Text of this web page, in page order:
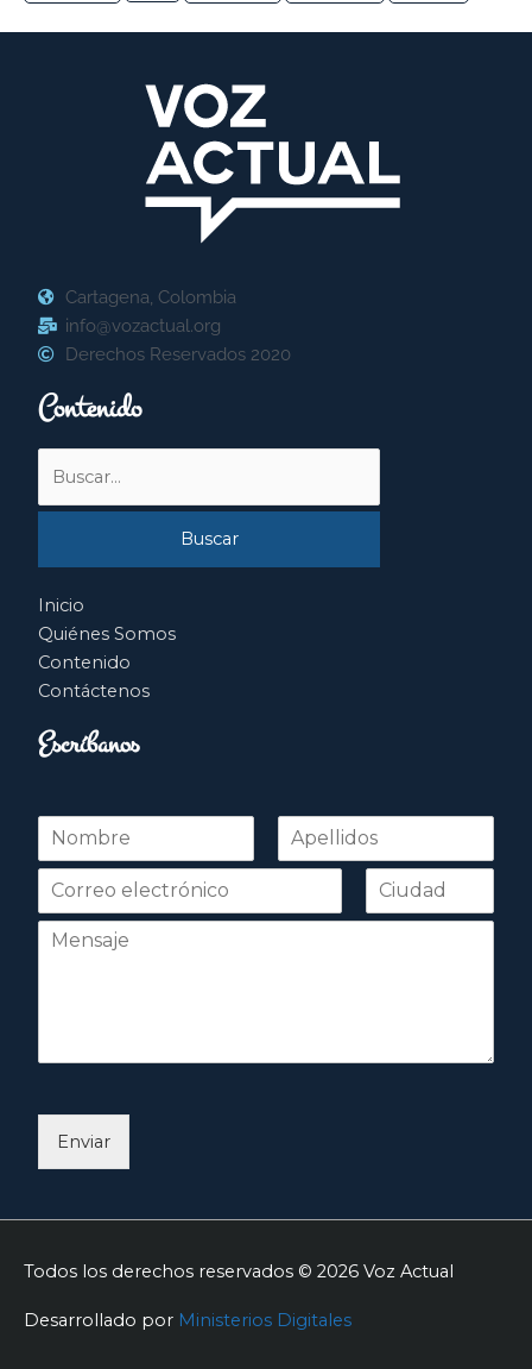
Cartagena, Colombia
info@vozactual.org
Derechos Reservados 2020
Contenido
por:
Inicio
Quiénes Somos
Contenido
Contáctenos
Escríbanos
N
m
r
Nombre Apellidos
Enviar
Todos los derechos reservados © 2026 Voz Actual
Desarrollado por Ministerios Digitales